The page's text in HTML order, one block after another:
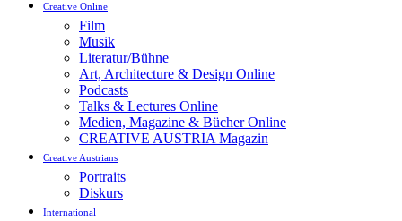
Creative Online
Film
Musik
Literatur/Bühne
Art, Architecture & Design Online
Podcasts
Talks & Lectures Online
Medien, Magazine & Bücher Online
CREATIVE AUSTRIA Magazin
Creative Austrians
Portraits
Diskurs
International